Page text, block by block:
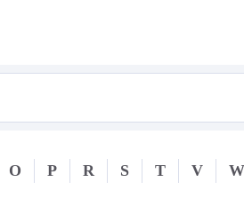
O P R S T V W